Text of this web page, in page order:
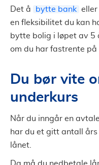
Det å bytte bank eller
en fleksibilitet du kan
bytte bolig i løpet av 5
om du har fastrente på
Du bør vite
underkurs
Når du inngår en
har du et gitt antall
lånet.